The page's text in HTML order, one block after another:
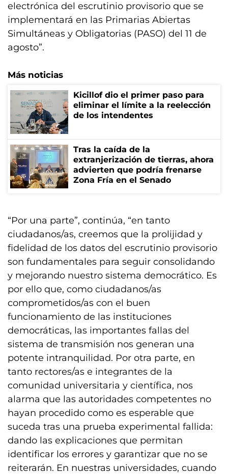
electrónica del escrutinio provisorio que se
implementará en las Primarias Abiertas
Simultáneas y Obligatorias (PASO) del 11 de
agosto”.
Más noticias
Kicillof dio el primer paso para
eliminar el límite a la reelección
de los intendentes
Tras la caída de la
extranjerización de tierras, ahora
advierten que podría frenarse
Zona Fría en el Senado
“Por una parte”, continúa, “en tanto
ciudadanos/as, creemos que la prolijidad y
fidelidad de los datos del escrutinio provisorio
son fundamentales para seguir consolidando
y mejorando nuestro sistema democrático. Es
por ello que, como ciudadanos/as
comprometidos/as con el buen
funcionamiento de las instituciones
democráticas, las importantes fallas del
sistema de transmisión nos generan una
potente intranquilidad. Por otra parte, en
tanto rectores/as e integrantes de la
comunidad universitaria y científica, nos
alarma que las autoridades competentes no
hayan procedido como es esperable que
suceda tras una prueba experimental fallida:
dando las explicaciones que permitan
identificar los errores y garantizar que no se
reiterarán. En nuestras universidades, cuando